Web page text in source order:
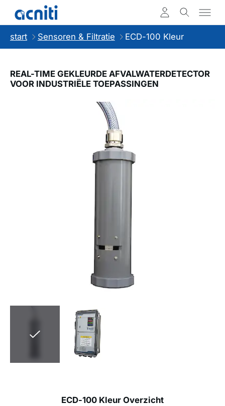
start Sensoren & Filtratie ECD-100 Kleur
REAL-TIME GEKLEURDE AFVALWATERDETECTOR
VOOR INDUSTRIËLE TOEPASSINGEN
ECD-100 Kleur Overzicht